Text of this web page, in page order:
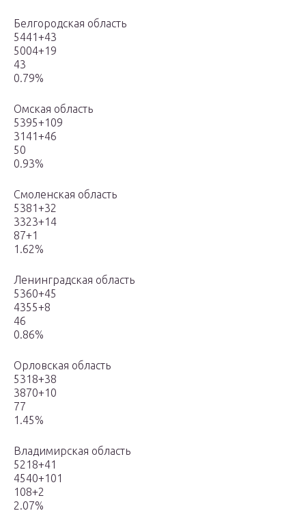
Белгородская область
5441+43
5004+19
43
0.79%
Омская область
5395+109
3141+46
50
0.93%
Смоленская область
5381+32
3323+14
87+1
1.62%
Ленинградская область
5360+45
4355+8
46
0.86%
Орловская область
5318+38
3870+10
77
1.45%
Владимирская область
5218+41
4540+101
108+2
2.07%